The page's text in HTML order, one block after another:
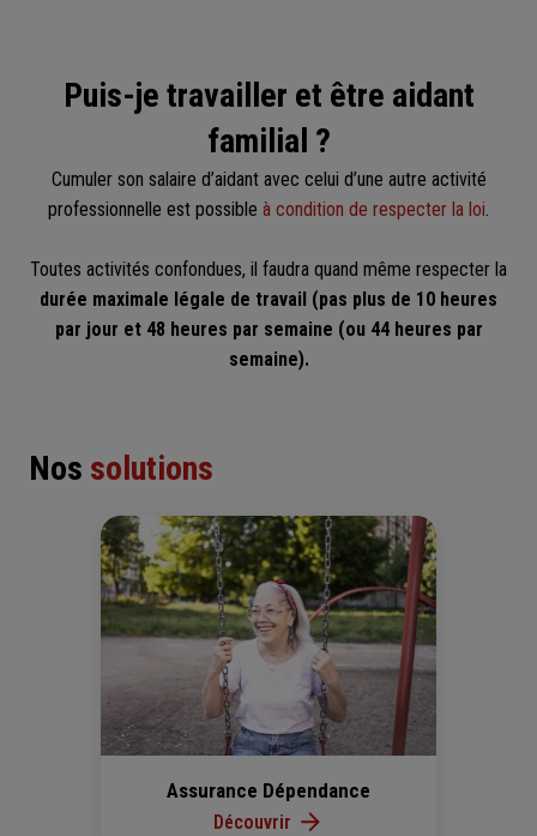
Puis-je travailler et être aidant
familial ?
Cumuler son salaire d’aidant avec celui d’une autre activité
professionnelle est possible à condition de respecter la loi.
Toutes activités confondues, il faudra quand même respecter la
durée maximale légale de travail (pas plus de 10 heures
par jour et 48 heures par semaine (ou 44 heures par
semaine).
Nos solutions
Assurance Dépendance
Découvrir